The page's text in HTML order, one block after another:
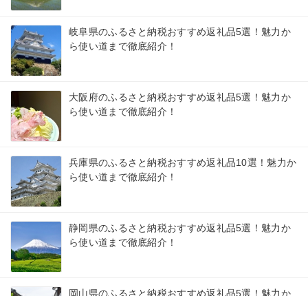
岐阜県のふるさと納税おすすめ返礼品5選！魅力か
ら使い道まで徹底紹介！
大阪府のふるさと納税おすすめ返礼品5選！魅力か
ら使い道まで徹底紹介！
兵庫県のふるさと納税おすすめ返礼品10選！魅力か
ら使い道まで徹底紹介！
静岡県のふるさと納税おすすめ返礼品5選！魅力か
ら使い道まで徹底紹介！
岡山県のふるさと納税おすすめ返礼品5選！魅力か